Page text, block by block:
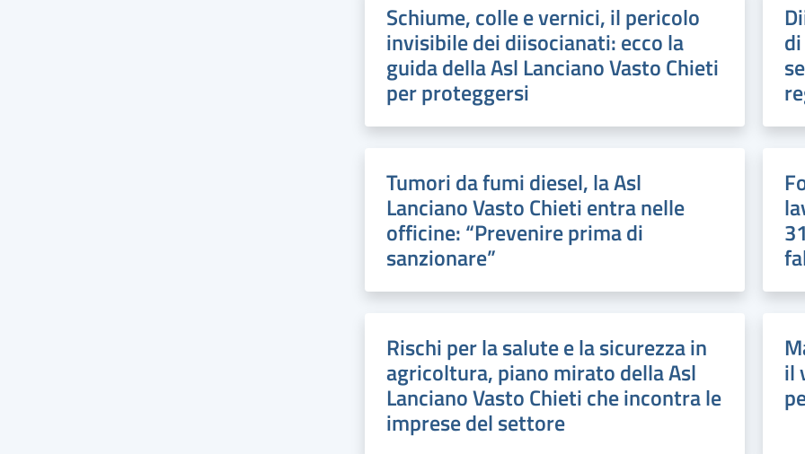
Schiume, colle e vernici, il pericolo
invisibile dei diisocianati: ecco la
guida della Asl Lanciano Vasto Chieti
per proteggersi
Tumori da fumi diesel, la Asl
Lanciano Vasto Chieti entra nelle
officine: “Prevenire prima di
sanzionare”
Rischi per la salute e la sicurezza in
agricoltura, piano mirato della Asl
Lanciano Vasto Chieti che incontra le
imprese del settore
il